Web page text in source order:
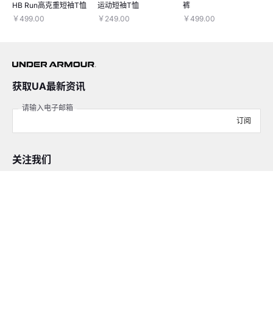
HB Run高克重短袖T恤
￥499.00
运动短袖T恤
￥249.00
裤
￥499.00
获取UA最新资讯
请输入电子邮箱
订阅
关注我们